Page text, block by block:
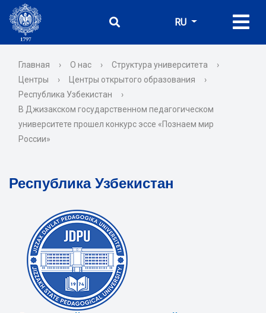
RU
Главная › О нас › Структура университета
›
Центры
› Центры открытого образования
›
Республика Узбекистан
›
В Джизакском государственном педагогическом
университете прошел конкурс эссе «Познаем мир
России»
Республика Узбекистан